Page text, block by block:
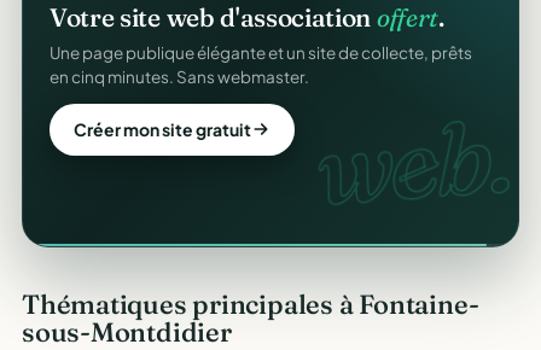
web.
Votre site web d'association offert.
Une page publique élégante et un site de collecte, prêts
en cinq minutes. Sans webmaster.
Créer mon site gratuit
Collectez des donsen ligne.
Campagnes, paiement sécurisé, reçu fiscal instantané
pour chaque donateur. 100 % gratuit.
Lancer ma collecte
Thématiques principales à Fontaine-
sous-Montdidier